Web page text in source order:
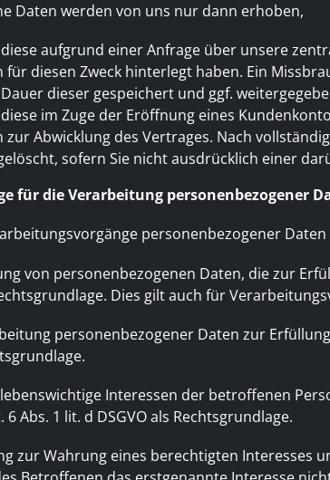
Daten werden von uns nur dann erhoben,
aufgrund einer Anfrage über unsere
für diesen Zweck hinterlegt haben. Ein
dieser gespeichert und ggf.
im Zuge der Eröffnung eines
zur Abwicklung des Vertrages. Nach
sofern Sie nicht ausdrücklich einer
für die Verarbeitung personenbezogener
personenbezogener
von personenbezogenen Daten, die zur
Dies gilt auch für
personenbezogener Daten zur
lebenswichtige Interessen der betroffenen
Abs. 1 lit. d DSGVO als Rechtsgrundlage.
zur Wahrung eines berechtigten